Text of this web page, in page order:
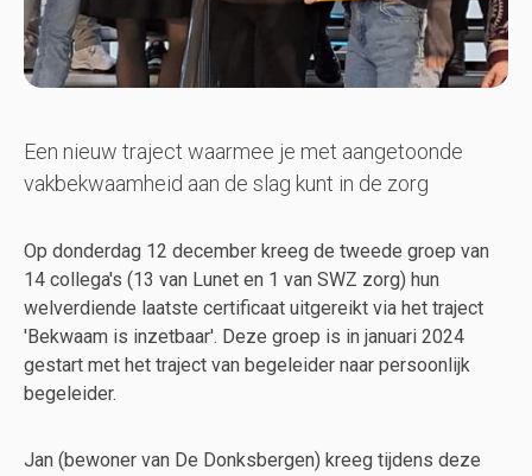
Een nieuw traject waarmee je met aangetoonde
vakbekwaamheid aan de slag kunt in de zorg
Op donderdag 12 december kreeg de tweede groep van
14 collega's (13 van Lunet en 1 van SWZ zorg) hun
welverdiende laatste certificaat uitgereikt via het traject
'Bekwaam is inzetbaar'. Deze groep is in januari 2024
gestart met het traject van begeleider naar persoonlijk
begeleider.
Jan (bewoner van De Donksbergen) kreeg tijdens deze